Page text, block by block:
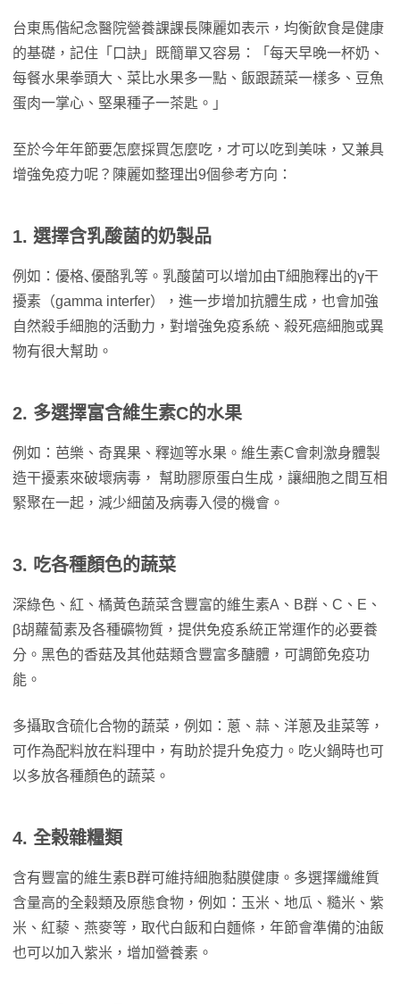
台東馬偕紀念醫院營養課課長陳麗如表示，均衡飲食是健康
的基礎，記住「口訣」既簡單又容易：「每天早晚一杯奶、
每餐水果拳頭大、菜比水果多一點、飯跟蔬菜一樣多、豆魚
蛋肉一掌心、堅果種子一茶匙。」
至於今年年節要怎麼採買怎麼吃，才可以吃到美味，又兼具
增強免疫力呢？陳麗如整理出9個參考方向：
1. 選擇含乳酸菌的奶製品
例如：優格､優酪乳等。乳酸菌可以增加由T細胞釋出的γ干
擾素（gamma interfer），進一步增加抗體生成，也會加強
自然殺手細胞的活動力，對增強免疫系統、殺死癌細胞或異
物有很大幫助。
2. 多選擇富含維生素C的水果
例如：芭樂、奇異果、釋迦等水果。維生素C會刺激身體製
造干擾素來破壞病毒， 幫助膠原蛋白生成，讓細胞之間互相
緊聚在一起，減少細菌及病毒入侵的機會。
3. 吃各種顏色的蔬菜
深綠色、紅、橘黃色蔬菜含豐富的維生素A、B群、C、E、
β胡蘿蔔素及各種礦物質，提供免疫系統正常運作的必要養
分。黑色的香菇及其他菇類含豐富多醣體，可調節免疫功
能。
多攝取含硫化合物的蔬菜，例如：蔥、蒜、洋蔥及韭菜等，
可作為配料放在料理中，有助於提升免疫力。吃火鍋時也可
以多放各種顏色的蔬菜。
4. 全榖雜糧類
含有豐富的維生素B群可維持細胞黏膜健康。多選擇纖維質
含量高的全榖類及原態食物，例如：玉米、地瓜、糙米、紫
米、紅藜、燕麥等，取代白飯和白麵條，年節會準備的油飯
也可以加入紫米，增加營養素。